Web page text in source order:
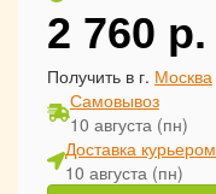
2 760 р.
Получить в г. Москва
Самовывоз
10 августа (пн)
Доставка курьером
10 августа (пн)